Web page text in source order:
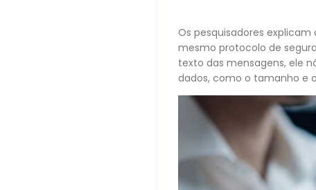
Os pesquisadores
mesmo protocolo de
texto das mensagens, ele
dados, como o tamanho e